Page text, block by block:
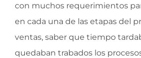
con muchos requerimientos
en cada una de las etapas del
ventas, saber que tiempo
quedaban trabados los